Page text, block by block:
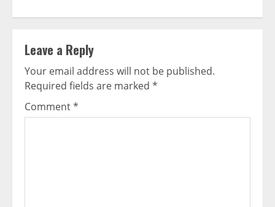
Leave a Reply
Your email address will not be published.
Required fields are marked *
Comment*